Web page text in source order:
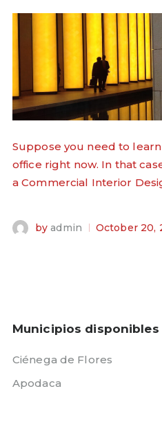
Suppose you need to
office right now. In that
a Commercial Interior
by admin October 20,
Municipios disponibles
Ciénega de Flores
Apodaca